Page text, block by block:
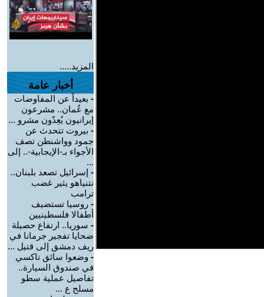
المزيد.....
أخبار عامة
- بعيداً عن المفاوضات
مع عُمان.. مشرعون
إيرانيون يُعِدّون مشرو ...
- بيروت تتحدث عن
جمود وواشنطن تصف
الأجواء بـ-الإيجابية-.. إلى
...
- إسرائيل تصعد بلبنان..
نتنياهو يثير غضب
ترامب
- روسيا تستضيف
أطفالا فلسطينيين
- سوريا.. ارتفاع حصيلة
ضحايا تفجير جرمانا في
ريف دمشق إلى قتيل ...
- وضعوا سائق تاكسي
في صندوق السيارة..
تفاصيل عملية سطو
مسلح ع ...